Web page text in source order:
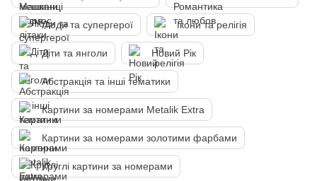
Люди та супергерої Ікони та релігія
Діти та янголи Новий Рік
Абстракція та інші тематики
Картини за номерами Metalik Extra
Картини за номерами золотими фарбами
Круглі картини за номерами